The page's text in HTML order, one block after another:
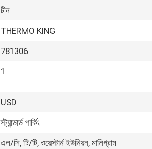
চীন
THERMO KING
781306
1
USD
স্ট্যান্ডার্ড পার্কিং
এল/সি, টি/টি, ওয়েস্টার্ন ইউনিয়ন, মানিগ্রাম